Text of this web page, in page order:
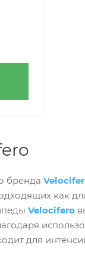
бренда
как
Velocifero
для